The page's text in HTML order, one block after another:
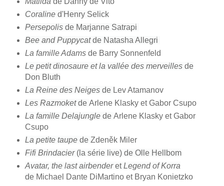
Coralined'Henry Selick
Persepolisde Marjanne Satrapi
Bee and Puppycatde Natasha Allegri
La famille Adamsde Barry Sonnenfeld
Le petit dinosaure et la vallée des merveillesde
Don Bluth
La Reine des Neigesde Lev Atamanov
Les Razmoketde Arlene Klasky et Gabor Csupo
La famille Delajungle de Arlene Klasky et Gabor
Csupo
La petite taupede Zdeněk Miler
Fifi Brindacier(la série live) de Olle Hellbom
Avatar, the last airbenderetLegend of Korra
de Michael Dante DiMartino et Bryan Konietzko